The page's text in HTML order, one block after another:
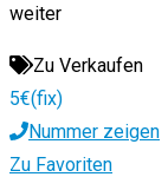
weiter
Zu Verkaufen
5€(fix)
Nummer zeigen
Zu Favoriten